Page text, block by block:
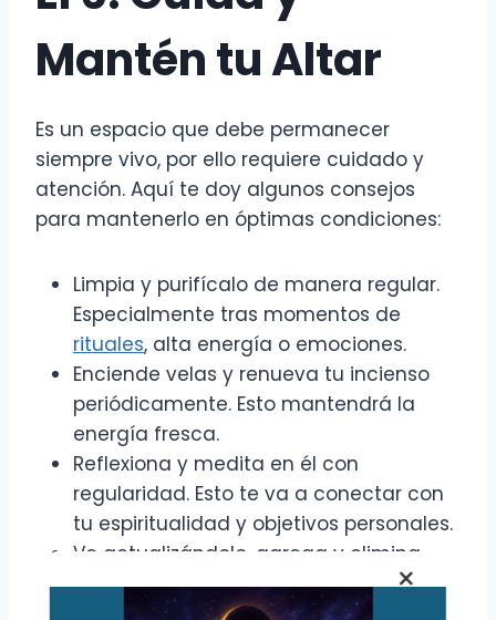
Mantén tu Altar
Es un espacio que debe permanecer
siempre vivo, por ello requiere cuidado y
atención. Aquí te doy algunos consejos
para mantenerlo en óptimas condiciones:
Limpia y purifícalo de manera regular.
Especialmente tras momentos de
rituales, alta energía o emociones.
Enciende velas y renueva tu incienso
periódicamente. Esto mantendrá la
energía fresca.
Reflexiona y medita en él con
regularidad. Esto te va a conectar con
tu espiritualidad y objetivos personales.
Ve actualizándolo, agrega y elimina
elementos. Según cambien tus
necesidades o tú desees, para
×